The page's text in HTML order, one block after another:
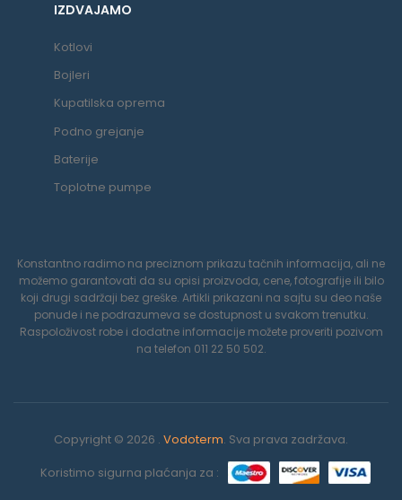
IZDVAJAMO
Kotlovi
Bojleri
Kupatilska oprema
Podno grejanje
Baterije
Toplotne pumpe
Konstantno radimo na preciznom prikazu tačnih informacija, ali ne
možemo garantovati da su opisi proizvoda, cene, fotografije ili bilo
koji drugi sadržaji bez greške. Artikli prikazani na sajtu su deo naše
ponude i ne podrazumeva se dostupnost u svakom trenutku.
Raspoloživost robe i dodatne informacije možete proveriti pozivom
na telefon 011 22 50 502.
Copyright © 2026 . Vodoterm. Sva prava zadržava.
Koristimo sigurna plaćanja za :